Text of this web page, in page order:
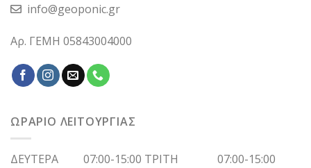
info@geoponic.gr
Αρ. ΓΕΜΗ 05843004000
ΩΡΑΡΙΟ ΛΕΙΤΟΥΡΓΙΑΣ
ΔΕΥΤΕΡΑ 07:00-15:00 ΤΡΙΤΗ 07:00-15:00